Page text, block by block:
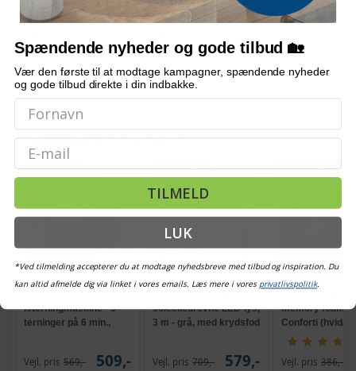
Bemærk: FAQ er vejledende information. Vi tager forbehold for fejl og
mangler, og oplysningerne er ikke juridisk bindende.
OFTE KØBT SAMMEN MED
POPULÆR
isterningmaskine - 9
terninger på 6 min.,
Vejl. pris 569,- 509,-
POPULÆR
solcelledrevne LED-lys,
3 m - grå, med krydsfod
Vejl. pris 709,- 579,-
POPULÆR
memory foam -
Conforti (hvid/
Vejl. pris 386,-
Spændende nyheder og gode tilbud 🏡
Vær den første til at modtage kampagner, spændende nyheder
og gode tilbud direkte i din indbakke.
Email
TILMELD
LUK
*Ved tilmelding accepterer du at modtage nyhedsbreve med tilbud og inspiration. Du
kan altid afmelde dig via linket i vores emails. Læs mere i vores privatlivspolitik.